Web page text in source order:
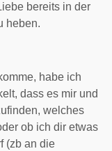
bereits in der
heben.
habe ich
dass es mir und
welches
ob ich dir etwas
(zb an die